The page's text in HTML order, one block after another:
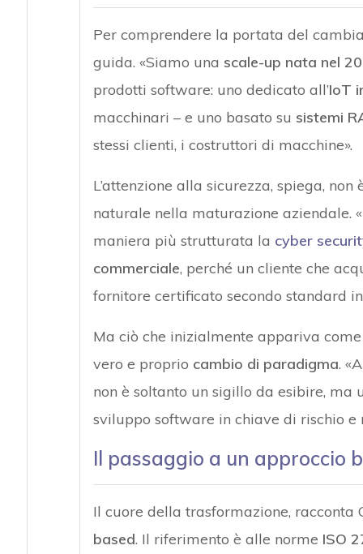
Per comprendere la portata del
guida. «Siamo una scale-up nata nel
prodotti software: uno dedicato all’IoT
macchinari – e uno basato su sistemi
stessi clienti, i costruttori di macchine».
L’attenzione alla sicurezza, spiega,
naturale nella maturazione aziendale.
maniera più strutturata la cyber
commerciale, perché un cliente che
fornitore certificato secondo standard
Ma ciò che inizialmente appariva
vero e proprio cambio di paradigma.
non è soltanto un sigillo da esibire, ma
sviluppo software in chiave di rischio e
Il passaggio a un approccio
Il cuore della trasformazione, racconta
based. Il riferimento è alle norme ISO